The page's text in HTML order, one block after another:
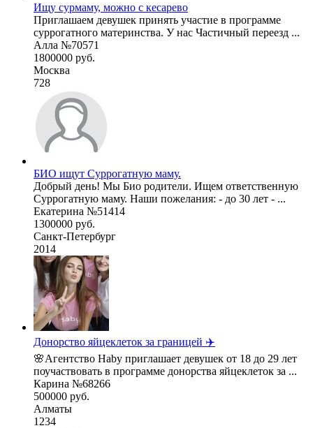
Ищу сурмаму, можно с кесарево
Приглашаем девушек принять участие в программе
суррогатного материнства. У нас Частичный переезд ...
Алла №70571
1800000 руб.
Москва
728
БИО ищут Суррогатную маму.
Добрый день! Мы Био родители. Ищем ответственную
Суррогатную маму. Наши пожелания: - до 30 лет - ...
Екатерина №51414
1300000 руб.
Санкт-Петербург
2014
Донорство яйцеклеток за границей ✈️
🌸Агентство Haby приглашает девушек от 18 до 29 лет
поучаствовать в программе донорства яйцеклеток за ...
Карина №68266
500000 руб.
Алматы
1234